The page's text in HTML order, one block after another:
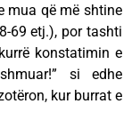
mua që më shtine
69 etj.), por tashti
konstatimin e
si edhe
kur burrat e